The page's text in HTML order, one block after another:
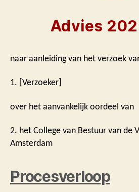
Advies
naar aanleiding van het verzoek
1. [Verzoeker]
over het aanvankelijk oordeel van
2. het College van Bestuur van de
Amsterdam
Procesverloop